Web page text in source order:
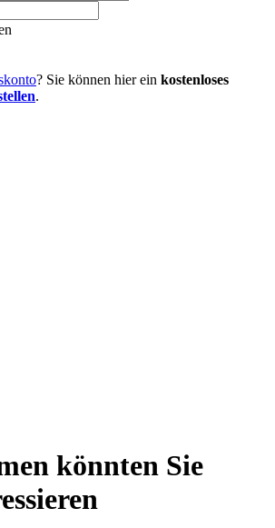
? Sie können hier ein kostenloses
.
könnten Sie